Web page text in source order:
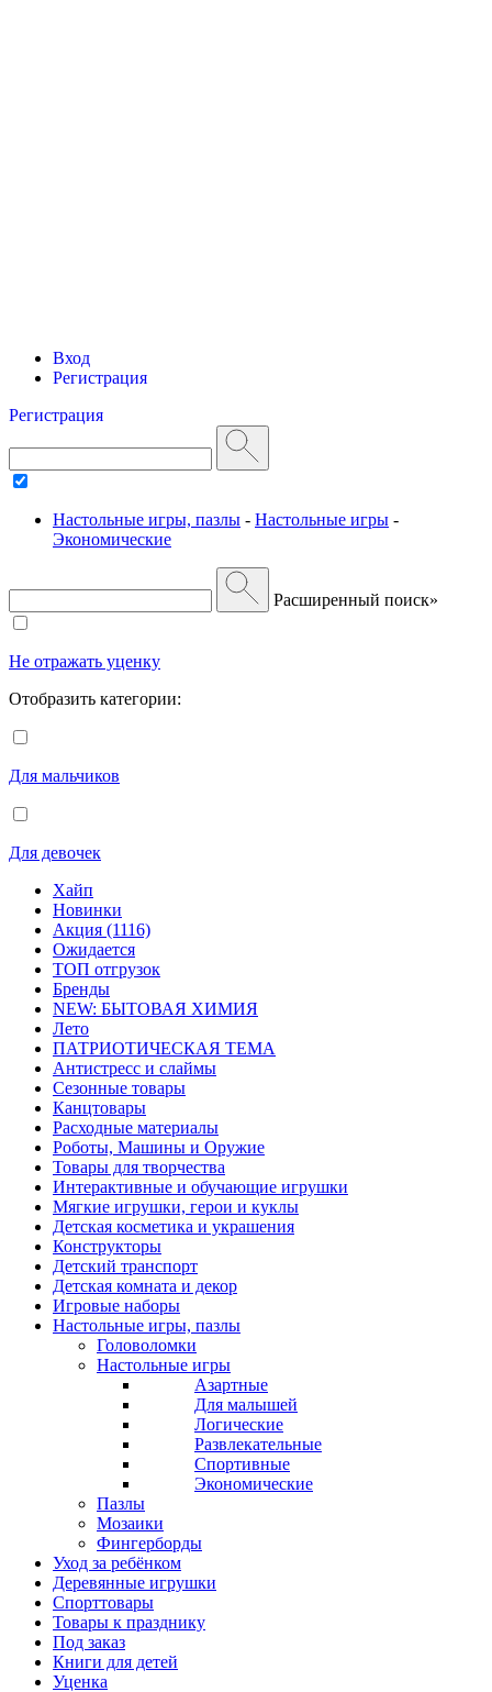
Вход
Регистрация
Регистрация
Настольные игры, пазлы - Настольные игры -
Экономические
Расширенный поиск»
Не отражать уценку
Отобразить категории:
Для мальчиков
Для девочек
Хайп
Новинки
Акция (1116)
Ожидается
ТОП отгрузок
Бренды
NEW: БЫТОВАЯ ХИМИЯ
Лето
ПАТРИОТИЧЕСКАЯ ТЕМА
Антистресс и слаймы
Сезонные товары
Канцтовары
Расходные материалы
Роботы, Машины и Оружие
Товары для творчества
Интерактивные и обучающие игрушки
Мягкие игрушки, герои и куклы
Детская косметика и украшения
Конструкторы
Детский транспорт
Детская комната и декор
Игровые наборы
Настольные игры, пазлы
Головоломки
Настольные игры
Азартные
Для малышей
Логические
Развлекательные
Спортивные
Экономические
Пазлы
Мозаики
Фингерборды
Уход за ребёнком
Деревянные игрушки
Спорттовары
Товары к празднику
Под заказ
Книги для детей
Уценка